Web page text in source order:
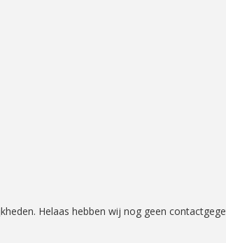
Helaas hebben wij nog geen